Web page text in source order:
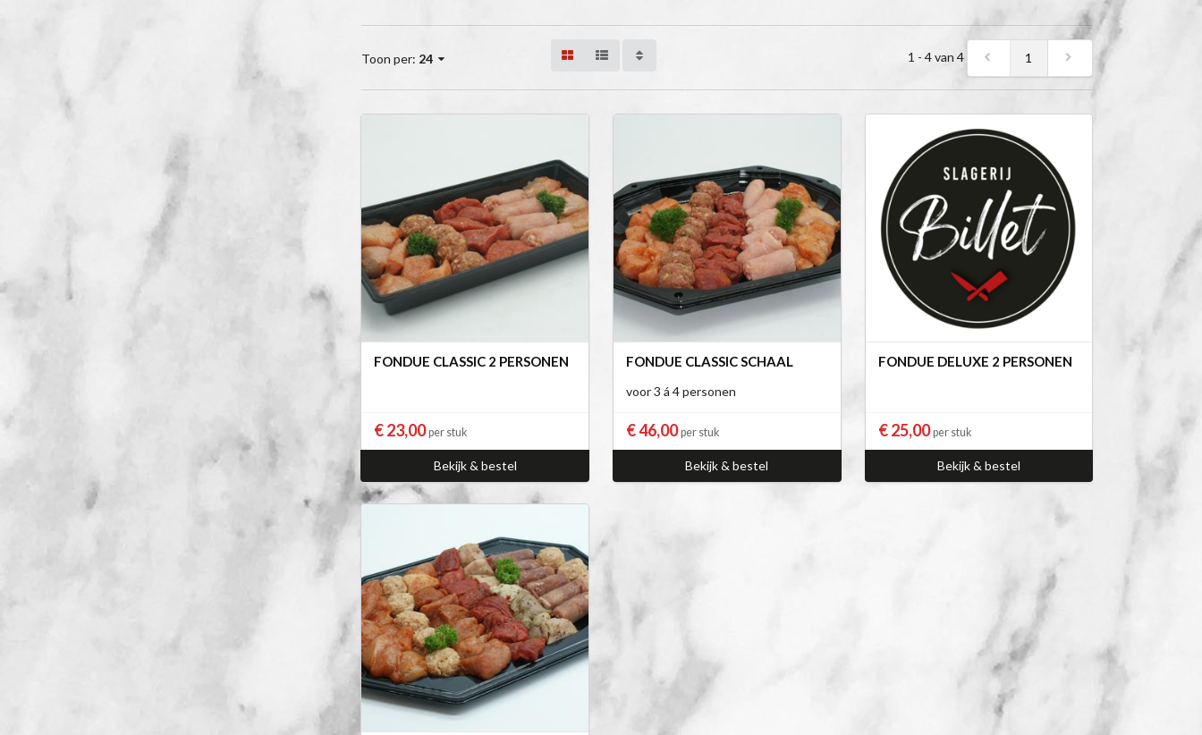
Toon per: 24 1 - 4 van 4 1
FONDUE CLASSIC 2 PERSONEN
€ 23,00per stuk
Bekijk & bestel
FONDUE CLASSIC SCHAAL
voor 3 á 4 personen
€ 46,00per stuk
Bekijk & bestel
FONDUE DELUXE 2 PERSONEN
€ 25,00per stuk
Bekijk & bestel